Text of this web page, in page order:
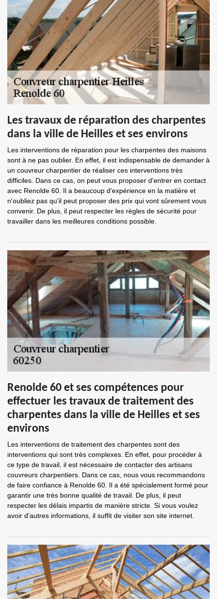
Les travaux de réparation des charpentes
dans la ville de Heilles et ses environs
Les interventions de réparation pour les charpentes des maisons
sont à ne pas oublier. En effet, il est indispensable de demander à
un couvreur charpentier de réaliser ces interventions très
difficiles. Dans ce cas, on peut vous proposer d'entrer en contact
avec Renolde 60. Il a beaucoup d'expérience en la matière et
n'oubliez pas qu'il peut proposer des prix qui vont sûrement vous
convenir. De plus, il peut respecter les règles de sécurité pour
travailler dans les meilleures conditions possible.
Renolde 60 et ses compétences pour
effectuer les travaux de traitement des
charpentes dans la ville de Heilles et ses
environs
Les interventions de traitement des charpentes sont des
interventions qui sont très complexes. En effet, pour procéder à
ce type de travail, il est nécessaire de contacter des artisans
couvreurs charpentiers. Dans ce cas, nous vous recommandons
de faire confiance à Renolde 60. Il a été spécialement formé pour
garantir une très bonne qualité de travail. De plus, il peut
respecter les délais impartis de manière stricte. Si vous voulez
avoir d'autres informations, il suffit de visiter son site internet.